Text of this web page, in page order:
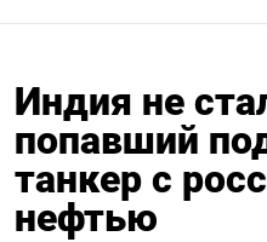
Индия не
попавший
танкер с
нефтью